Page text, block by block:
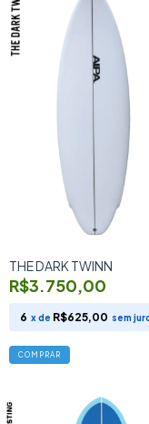
THE DARK TWINN
R$3.750,00
6 x de R$625,00 sem
COMPRAR